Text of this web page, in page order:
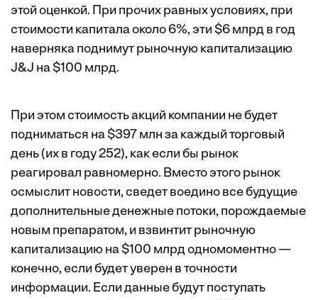
этой оценкой. При прочих равных условиях, при
стоимости капитала около 6%, эти $6 млрд в год
наверняка поднимут рыночную капитализацию
J&J на $100 млрд.
При этом стоимость акций компании не будет
подниматься на $397 млн за каждый торговый
день (их в году 252), как если бы рынок
реагировал равномерно. Вместо этого рынок
осмыслит новости, сведет воедино все будущие
дополнительные денежные потоки, порождаемые
новым препаратом, и взвинтит рыночную
капитализацию на $100 млрд одномоментно —
конечно, если будет уверен в точности
информации. Если данные будут поступать